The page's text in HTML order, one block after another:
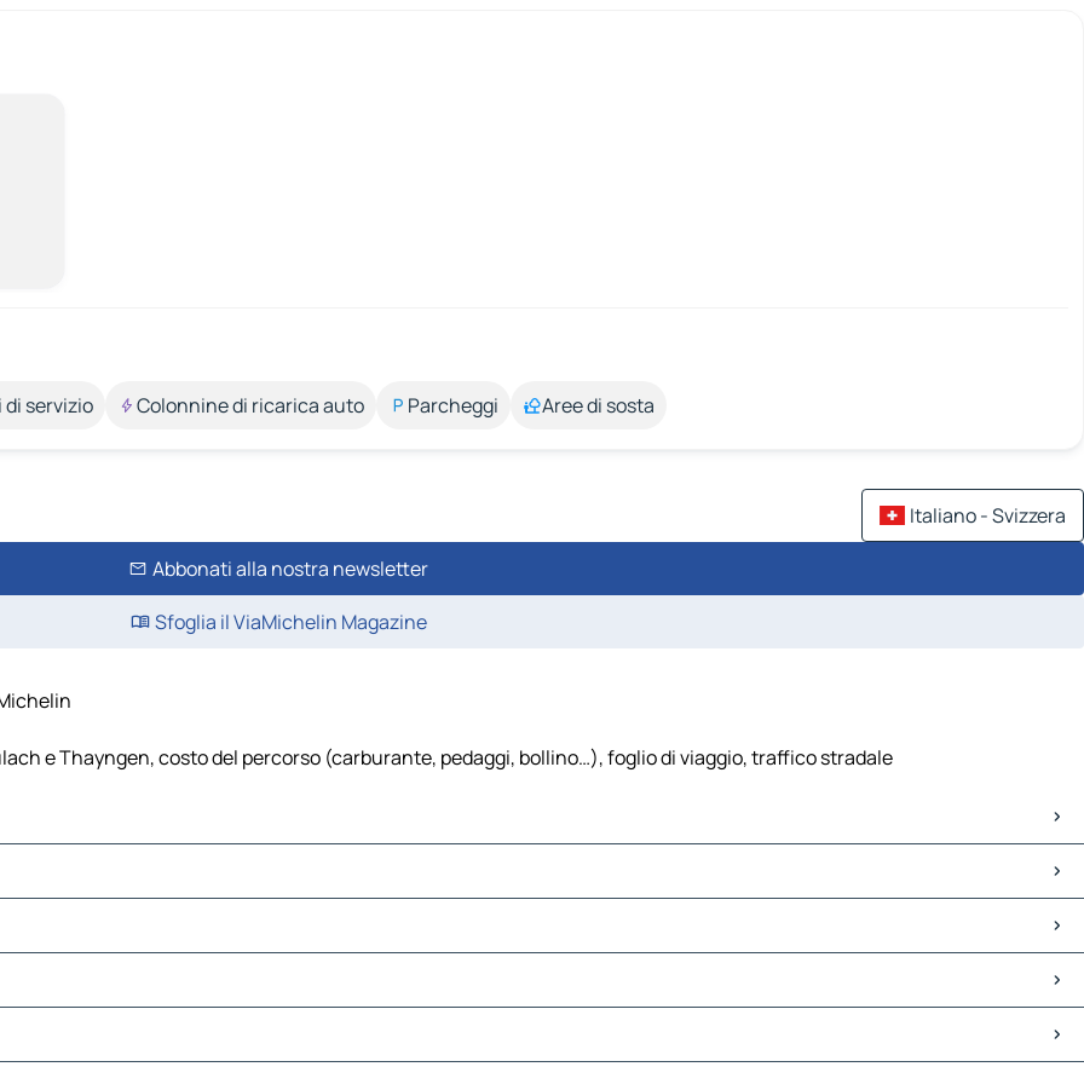
servizio Colonnine di ricarica auto Parcheggi Aree di sosta
Italiano - Svizzera
Abbonati alla nostra newsletter
Sfoglia il ViaMichelin Magazine
e Thayngen, costo del percorso (carburante, pedaggi, bollino…), foglio di viaggio, traffico stradale